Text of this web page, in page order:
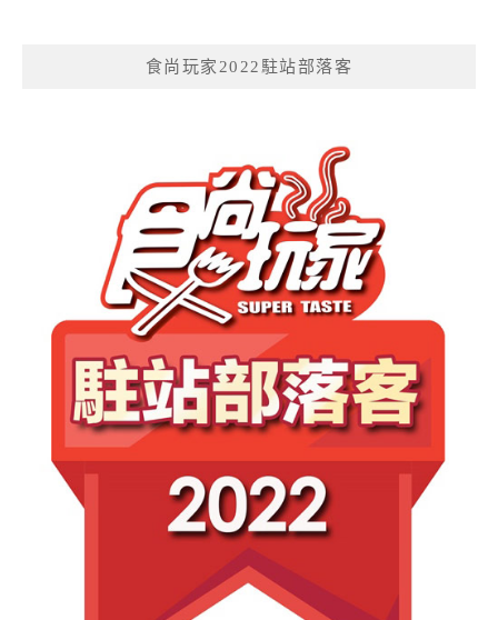
食尚玩家2022駐站部落客